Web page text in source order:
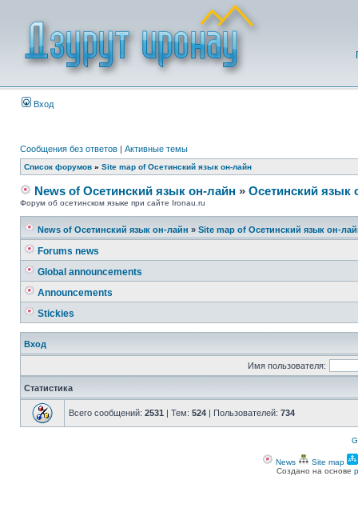
Вход
Сообщения без ответов | Активные темы
Список форумов » Site map of Осетинский язык он-лайн
News of Осетинский язык он-лайн » Осетинский язык
Форум об осетинском языке при сайте Ironau.ru
News of Осетинский язык он-лайн » Site map of Осетинский язык он-
Forums news
Global announcements
Announcements
Stickies
Вход
Имя пользователя:
Статистика
Всего сообщений: 2531 | Тем: 524 | Пользователей: 734
News Site map
Создано на основе